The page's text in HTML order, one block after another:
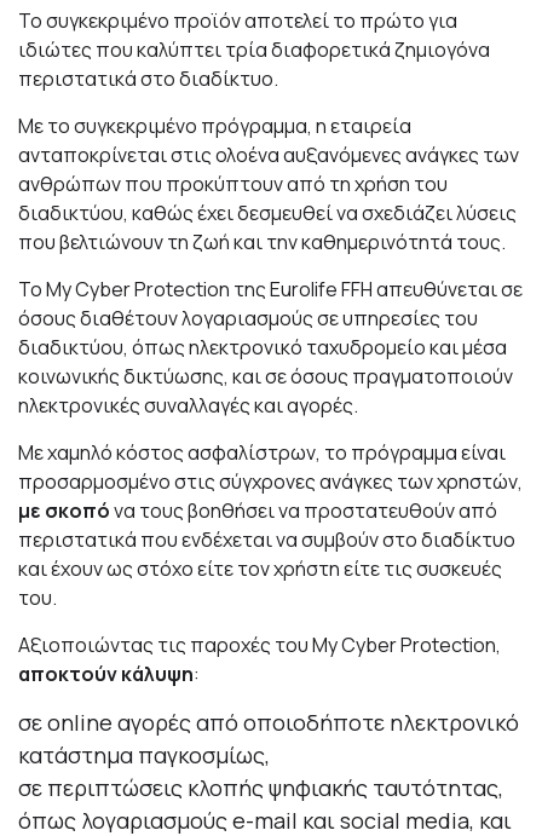
Το συγκεκριμένο προϊόν αποτελεί το πρώτο για
ιδιώτες που καλύπτει τρία διαφορετικά ζημιογόνα
περιστατικά στο διαδίκτυο.
Με το συγκεκριμένο πρόγραμμα, η εταιρεία
ανταποκρίνεται στις ολοένα αυξανόμενες ανάγκες των
ανθρώπων που προκύπτουν από τη χρήση του
διαδικτύου, καθώς έχει δεσμευθεί να σχεδιάζει λύσεις
που βελτιώνουν τη ζωή και την καθημερινότητά τους.
Το My Cyber Protection της Eurolife FFH απευθύνεται σε
όσους διαθέτουν λογαριασμούς σε υπηρεσίες του
διαδικτύου, όπως ηλεκτρονικό ταχυδρομείο και μέσα
κοινωνικής δικτύωσης, και σε όσους πραγματοποιούν
ηλεκτρονικές συναλλαγές και αγορές.
Με χαμηλό κόστος ασφαλίστρων, το πρόγραμμα είναι
προσαρμοσμένο στις σύγχρονες ανάγκες των χρηστών,
με σκοπόνα τους βοηθήσει να προστατευθούν από
περιστατικά που ενδέχεται να συμβούν στο διαδίκτυο
και έχουν ως στόχο είτε τον χρήστη είτε τις συσκευές
του.
Αξιοποιώντας τις παροχές του My Cyber Protection,
αποκτούν κάλυψη:
σε online αγορές από οποιοδήποτε ηλεκτρονικό
κατάστημα παγκοσμίως,
σε περιπτώσεις κλοπής ψηφιακής ταυτότητας,
όπως λογαριασμούς e-mail και social media, και